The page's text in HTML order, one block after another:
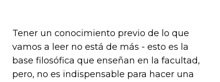
Tener un conocimiento previo de lo que
vamos a leer no está de más - esto es la
base filosófica que enseñan en la facultad,
pero, no es indispensable para hacer una